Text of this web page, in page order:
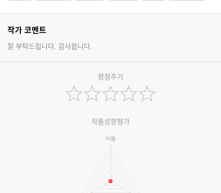
작가 코멘트
잘 부탁드립니다. 감사합니다.
평점주기
작품성향평가
어둠